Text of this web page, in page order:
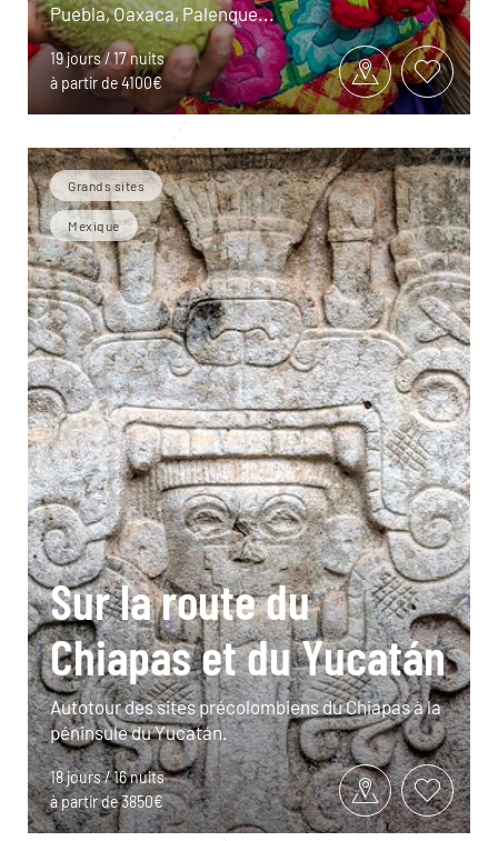
Puebla, Oaxaca, Palenque...
19 jours / 17 nuits
à partir de 4100€
Grands sites
Mexique
Sur la route du
Chiapas et du Yucatán
Autotour des sites précolombiens du Chiapas à la
péninsule du Yucatán.
18 jours / 16 nuits
à partir de 3850€